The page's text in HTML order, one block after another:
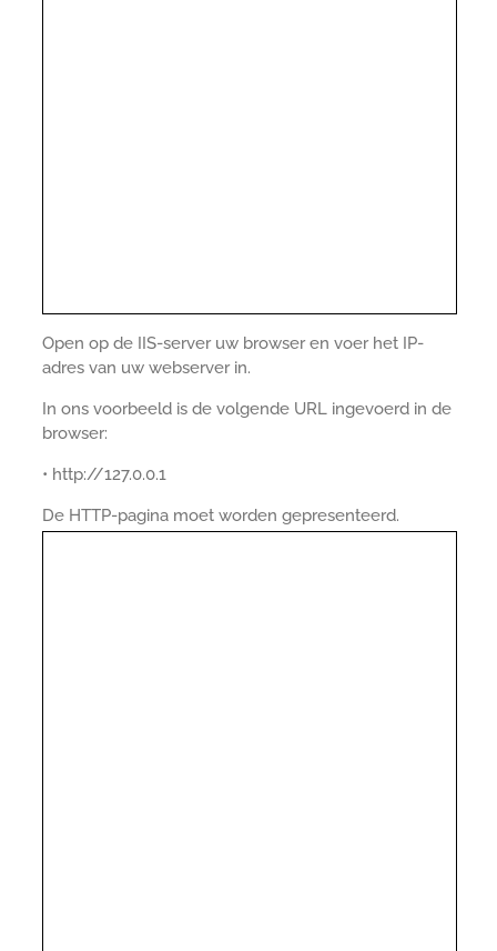
Open op de IIS-server uw browser en voer het IP-
adres van uw webserver in.
In ons voorbeeld is de volgende URL ingevoerd in de
browser:
• http://127.0.0.1
De HTTP-pagina moet worden gepresenteerd.